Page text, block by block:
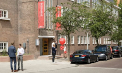
en ik kan nu eindelijk ook
BH. Je weet wel, van die
heel erg laag ingesneden.
comfortabeler zonder van die
op bewegen. De littekens
En oja, ik heb nog steeds